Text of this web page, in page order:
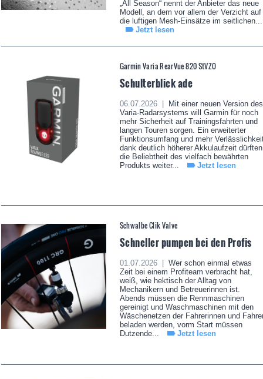
„All Season“ nennt der Anbieter das neue
Modell, an dem vor allem der Verzicht auf
die luftigen Mesh-Einsätze im seitlichen...
Jetzt lesen
Garmin Varia RearVue 820 StVZO
Schulterblick ade
06.07.2026 |
Mit einer neuen Version des
Varia-Radarsystems will Garmin für noch
mehr Sicherheit auf Trainingsfahrten und
langen Touren sorgen. Ein erweiterter
Funktionsumfang und mehr
dank deutlich höherer Akkulaufzeit dürften
die Beliebtheit des vielfach bewährten
Produkts weiter...
Jetzt lesen
Schwalbe Clik Valve
Schneller pumpen bei den Profis
01.07.2026 |
Wer schon einmal etwas
Zeit bei einem Profiteam verbracht hat,
weiß, wie hektisch der Alltag von
Mechanikern und Betreuerinnen ist.
Abends müssen die Rennmaschinen
gereinigt und Waschmaschinen mit den
Wäschenetzen der Fahrerinnen und
beladen werden, vorm Start müssen
Dutzende...
Jetzt lesen